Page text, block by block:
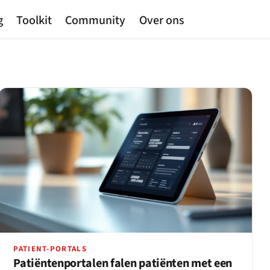
Toolkit Community Over ons
PATIENT-PORTALS
Patiëntenportalen falen patiënten met een